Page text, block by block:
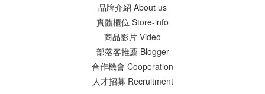
品牌介紹 About us
實體櫃位 Store-info
商品影片 Video
部落客推薦 Blogger
合作機會 Cooperation
人才招募 Recruitment